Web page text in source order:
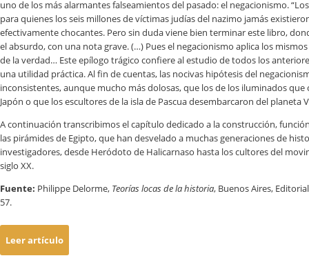
uno de los más alarmantes falseamientos del pasado: el negacionismo.
para quienes los seis millones de víctimas judías del nazimo jamás
efectivamente chocantes. Pero sin duda viene bien terminar este libro,
el absurdo, con una nota grave. (…) Pues el negacionismo aplica los
de la verdad… Este epílogo trágico confiere al estudio de todos los
una utilidad práctica. Al fin de cuentas, las nocivas hipótesis del
inconsistentes, aunque mucho más dolosas, que los de los iluminados
Japón o que los escultores de la isla de Pascua desembarcaron del planeta
A continuación transcribimos el capítulo dedicado a la construcción,
las pirámides de Egipto, que han desvelado a muchas generaciones de
investigadores, desde Heródoto de Halicarnaso hasta los cultores del
siglo XX.
Fuente: Philippe Delorme, Teorías locas de la historia, Buenos Aires,
57.
Leer artículo